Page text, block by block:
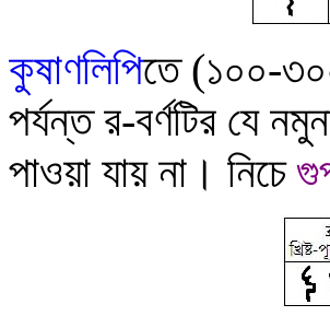
কুষাণলিপিতে (১০০-৩০০
পর্যন্ত র-বর্ণটির যে
পাওয়া যায় না । নিচে